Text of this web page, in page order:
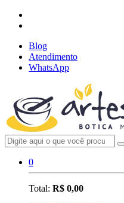
Blog
Atendimento
WhatsApp
0
Total: R$ 0,00